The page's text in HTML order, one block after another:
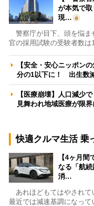
が本気で
現…
警察庁が目下、頭を悩ま
官の採用試験の受験者数は
【安全・安心ニッポン
分の1以下に！ 出生数
【医療崩壊】人口減少
見舞われ地域医療が限
快適クルマ生活 乗
【4ヶ月
なる「航
消…
あれほどもてはやされて
最近では減速基調になって